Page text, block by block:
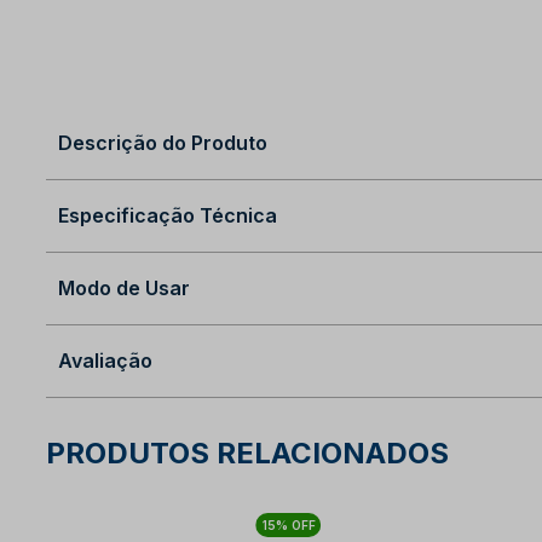
Descrição do Produto
Especificação Técnica
Modo de Usar
Avaliação
PRODUTOS RELACIONADOS
15% OFF